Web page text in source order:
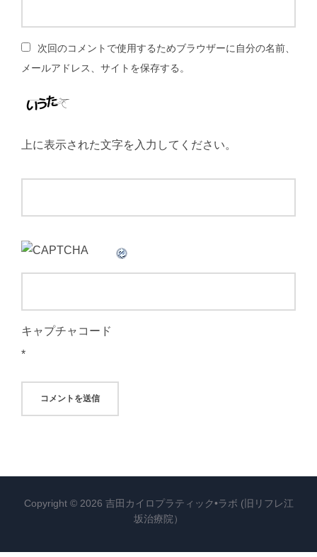
次回のコメントで使用するためブラウザーに自分の名前、
メールアドレス、サイトを保存する。
上に表示された文字を入力してください。
キャプチャコード
*
Copyright © 2026 吉田カイロプラティック•ラボ (旧リフレ江
坂治療院）